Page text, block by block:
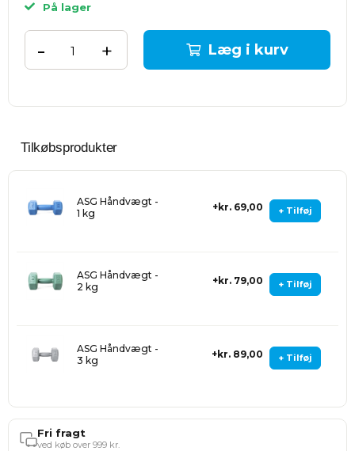
På lager
+
- Læg i kurv
Tilkøbsprodukter
+ Tilføj
ASG Håndvægt -
1 kg
kr. 69,00
+ Tilføj
ASG Håndvægt -
2 kg
kr. 79,00
+ Tilføj
ASG Håndvægt -
3 kg
kr. 89,00
Fri fragt
ved køb over 999 kr.